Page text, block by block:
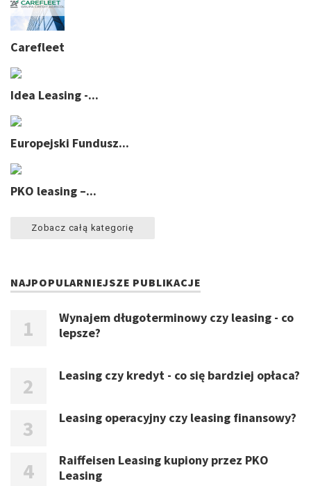
Carefleet
Idea Leasing -...
Europejski Fundusz...
PKO leasing –...
Zobacz całą kategorię
NAJPOPULARNIEJSZE PUBLIKACJE
Wynajem długoterminowy czy leasing - co
lepsze?
Leasing czy kredyt - co się bardziej opłaca?
Leasing operacyjny czy leasing finansowy?
Raiffeisen Leasing kupiony przez PKO
Leasing